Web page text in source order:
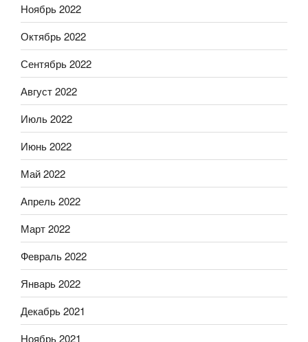
Ноябрь 2022
Октябрь 2022
Сентябрь 2022
Август 2022
Июль 2022
Июнь 2022
Май 2022
Апрель 2022
Март 2022
Февраль 2022
Январь 2022
Декабрь 2021
Ноябрь 2021